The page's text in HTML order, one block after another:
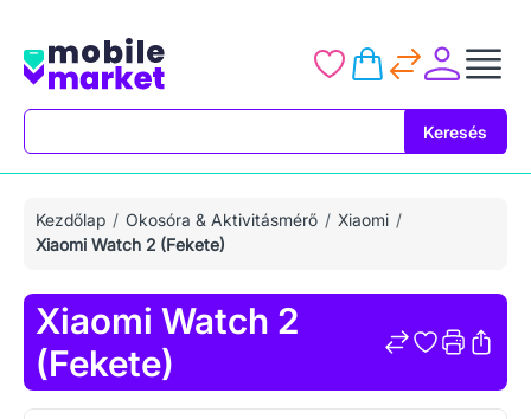
Keresés
Kezdőlap Okosóra & Aktivitásmérő
Xiaomi
Xiaomi Watch 2 (Fekete)
Xiaomi Watch 2
(Fekete)